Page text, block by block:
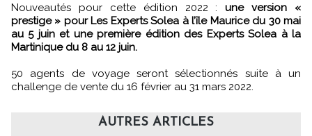
Nouveautés pour cette édition 2022 :une version «
prestige » pour Les Experts Solea à l’île Maurice du 30 mai
au 5 juin et une première édition des Experts Solea à la
Martinique du 8 au 12 juin.
50 agents de voyage seront sélectionnés suite à un
challenge de vente du 16 février au 31 mars 2022.
AUTRES ARTICLES